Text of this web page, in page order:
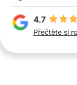
4.7
Přečtěte si